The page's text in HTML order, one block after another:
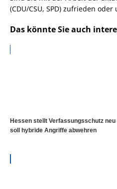
(CDU/CSU, SPD) zufrieden oder
Das könnte Sie auch
Hessen stellt Verfassungsschutz
soll hybride Angriffe abwehren